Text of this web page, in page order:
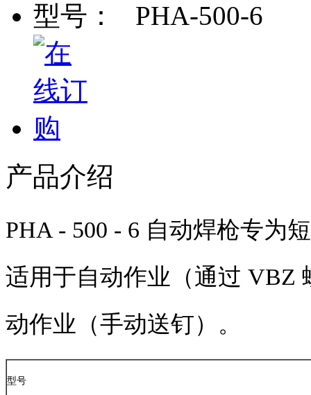
型号：
PHA-500-6
产品介绍
PHA - 500 - 6 自动焊枪专为
适用于自动作业（通过 VBZ
动作业（手动送钉）。
型号